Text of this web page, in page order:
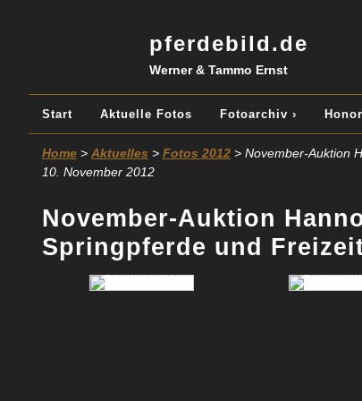
pferdebild.de
Werner & Tammo Ernst
Start Aktuelle Fotos Fotoarchiv ›
Home > Aktuelles > Fotos 2012 > November-Auktion
10. November 2012
November-Auktion
Springpferde und